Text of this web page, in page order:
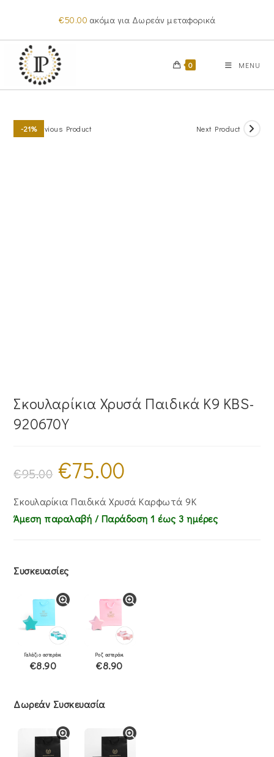
content
€50.00 ακόμα για Δωρεάν μεταφορικά
0 MENU
-21%Previous Product Next Product
Σκουλαρίκια Χρυσά Παιδικά Κ9 KBS-
920670Y
€95.00
Original
price
was:
€75.00
€75.00.
Σκουλαρίκια Παιδικά Χρυσά Καρφωτά 9Κ
Άμεση παραλαβή / Παράδoση 1 έως 3 ημέρες
Συσκευασίες
Γαλάζιο αστεράκι
€8.90
Ροζ αστεράκι
€8.90
Δωρεάν Συσκευασία